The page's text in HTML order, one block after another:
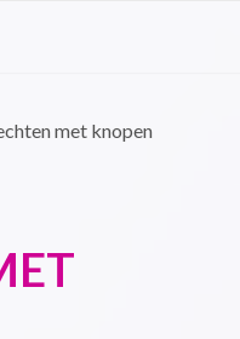
met knopen